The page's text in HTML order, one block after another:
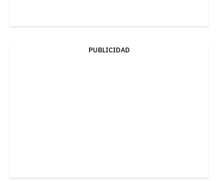
PUBLICIDAD